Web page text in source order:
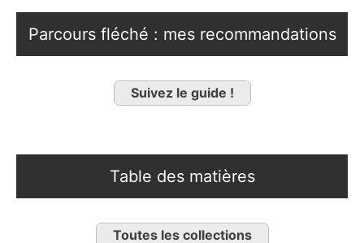
Parcours fléché : mes recommandations
Suivez le guide !
Table des matières
Toutes les collections